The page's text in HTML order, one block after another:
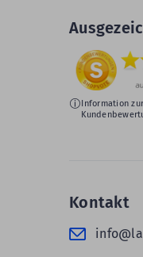
Information
Kontakt